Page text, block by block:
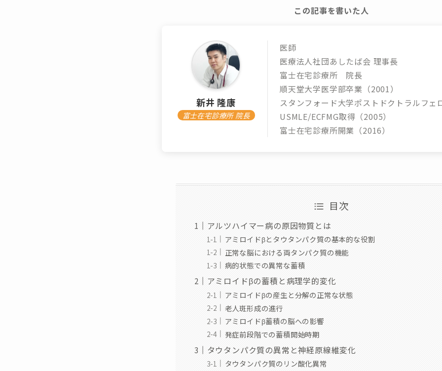
この記事を書いた人
新井 隆康
富士在宅診療所 院長
医師
医療法人社団あしたば会 理事長
富士在宅診療所 院長
順天堂大学医学部卒業（2001）
スタンフォード大学ポストドクトラルフェ
USMLE/ECFMG取得（2005）
富士在宅診療所開業（2016）
目次
アルツハイマー病の原因物質とは
アミロイドβとタウタンパク質の基本的な役割
正常な脳における両タンパク質の機能
病的状態での異常な蓄積
アミロイドβの蓄積と病理学的変化
アミロイドβの産生と分解の正常な状態
老人斑形成の進行
アミロイドβ蓄積の脳への影響
発症前段階での蓄積開始時期
タウタンパク質の異常と神経原線維変化
タウタンパク質のリン酸化異常